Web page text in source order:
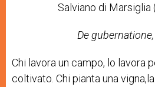
Salviano di Marsiglia
Degubernatione,
Chi lavora un campo, lo lavora
coltivato. Chi pianta una